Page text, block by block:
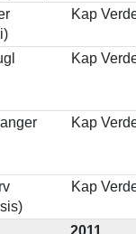
Kap
Kap
Kap
Kap
2011